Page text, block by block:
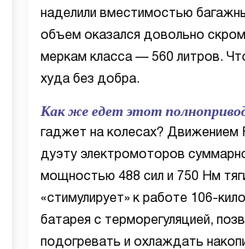
наделили вместимостью
объем оказался довольно
меркам класса — 560 литров.
худа без добра.
Как же едет этот
гаджет на колесах? Движением
дуэту электромоторов
мощностью 488 сил и 750 Нм
«стимулирует» к работе 106-
батарея с терморегуляцией,
подогревать и охлаждать